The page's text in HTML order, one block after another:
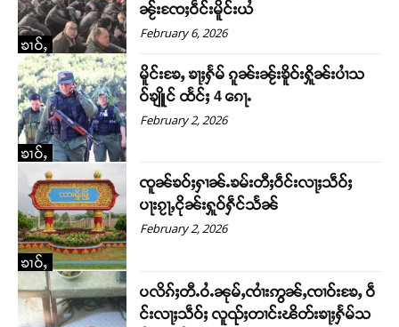
ၶၢဝ်ႇ
ၼႂ်းၸႄႈဝဵင်းမိူင်းယႆ
February 6, 2026
ၶၢဝ်ႇ
မိူင်းၶႄႇ ၶႃႈႁႅမ် ၵူၼ်းၼႂ်းၶိူဝ်းႁိူၼ်းပၢႆသ
ဝ်ၶျိူင် ထႅင်ႈ 4 ၵေႃႉ
February 2, 2026
ၶၢဝ်ႇ
ၸူၼ်ၶဝ်ႈႁၢၼ်ႉၶမ်းတီႈဝဵင်းလႃႈသဵဝ်ႈ
ပႃးၵႂႃႇငိုၼ်းႁူဝ်ႁဵင်သႅၼ်
February 2, 2026
ပလိၵ်ႈတီႉဝႆႉၼုမ်ႇၸၢႆးဢွၼ်ႇၸၢဝ်းၶႄႇ ဝဵ
င်းလႃႈသဵဝ်ႈ လူၺ်ႈတၢင်းၽိတ်းၶႃႈႁႅမ်သ